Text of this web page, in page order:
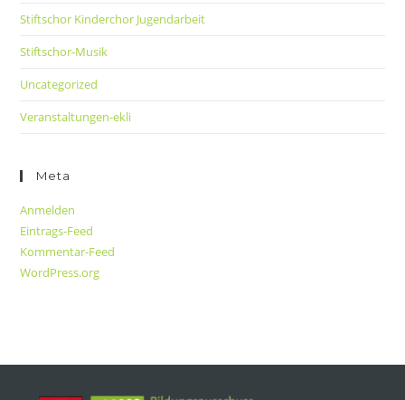
Stiftschor Kinderchor Jugendarbeit
Stiftschor-Musik
Uncategorized
Veranstaltungen-ekli
Meta
Anmelden
Eintrags-Feed
Kommentar-Feed
WordPress.org